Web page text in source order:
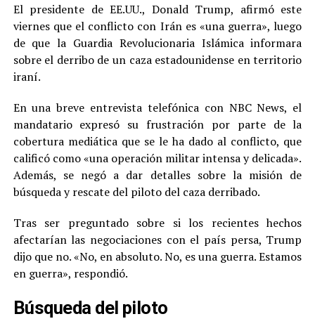
El presidente de EE.UU., Donald Trump, afirmó este
viernes que el conflicto con Irán es «una guerra», luego
de que la Guardia Revolucionaria Islámica informara
sobre el derribo de un caza estadounidense en territorio
iraní.
En una breve entrevista telefónica con NBC News, el
mandatario expresó su frustración por parte de la
cobertura mediática que se le ha dado al conflicto, que
calificó como «una operación militar intensa y delicada».
Además, se negó a dar detalles sobre la misión de
búsqueda y rescate del piloto del caza derribado.
Tras ser preguntado sobre si los recientes hechos
afectarían las negociaciones con el país persa, Trump
dijo que no. «No, en absoluto. No, es una guerra. Estamos
en guerra», respondió.
Búsqueda del piloto